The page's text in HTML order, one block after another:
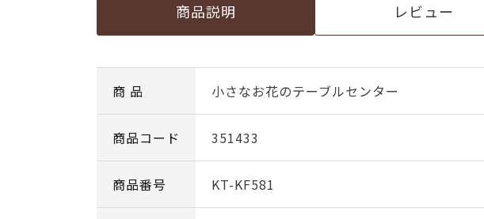
商品説明 レビュー
商 品 小さなお花のテーブルセンター
商品コード 351433
商品番号 KT-KF581